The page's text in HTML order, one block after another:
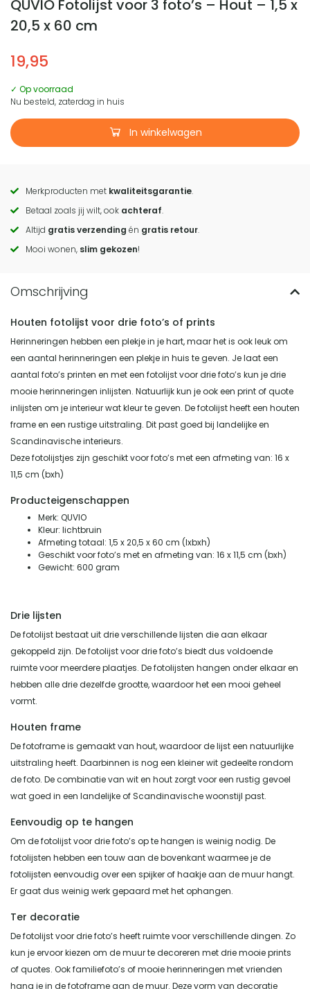
QUVIO Fotolijst voor 3 foto’s – Hout – 1,5 x
20,5 x 60 cm
19,95
✓ Op voorraad
Nu besteld, zaterdag in huis
In winkelwagen
Call
to
actions
Merkproducten met kwaliteitsgarantie.
Betaal zoals jij wilt, ook achteraf.
Altijd gratis verzending én gratis retour.
Mooi wonen, slim gekozen!
Houten fotolijst voor drie foto’s of prints
Herinneringen hebben een plekje in je hart, maar het is ook leuk om
een aantal herinneringen een plekje in huis te geven. Je laat een
aantal foto’s printen en met een fotolijst voor drie foto’s kun je drie
mooie herinneringen inlijsten. Natuurlijk kun je ook een print of quote
inlijsten om je interieur wat kleur te geven. De fotolijst heeft een houten
frame en een rustige uitstraling. Dit past goed bij landelijke en
Scandinavische interieurs.
Deze fotolijstjes zijn geschikt voor foto’s met een afmeting van: 16 x
11,5 cm (bxh)
Producteigenschappen
Merk: QUVIO
Kleur: lichtbruin
Afmeting totaal: 1,5 x 20,5 x 60 cm (lxbxh)
Geschikt voor foto’s met en afmeting van: 16 x 11,5 cm (bxh)
Gewicht: 600 gram
Drie lijsten
De fotolijst bestaat uit drie verschillende lijsten die aan elkaar
gekoppeld zijn. De fotolijst voor drie foto’s biedt dus voldoende
ruimte voor meerdere plaatjes. De fotolijsten hangen onder elkaar en
hebben alle drie dezelfde grootte, waardoor het een mooi geheel
vormt.
Houten frame
De fotoframe is gemaakt van hout, waardoor de lijst een natuurlijke
uitstraling heeft. Daarbinnen is nog een kleiner wit gedeelte rondom
de foto. De combinatie van wit en hout zorgt voor een rustig gevoel
wat goed in een landelijke of Scandinavische woonstijl past.
Eenvoudig op te hangen
Om de fotolijst voor drie foto’s op te hangen is weinig nodig. De
fotolijsten hebben een touw aan de bovenkant waarmee je de
fotolijsten eenvoudig over een spijker of haakje aan de muur hangt.
Er gaat dus weinig werk gepaard met het ophangen.
Ter decoratie
De fotolijst voor drie foto’s heeft ruimte voor verschillende dingen. Zo
kun je ervoor kiezen om de muur te decoreren met drie mooie prints
of quotes. Ook familiefoto’s of mooie herinneringen met vrienden
hang je in de fotoframe aan de muur. Deze vorm van decoratie